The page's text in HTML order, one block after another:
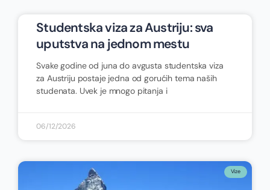
Studentska viza za Austriju: sva
uputstva na jednom mestu
Svake godine od juna do avgusta studentska viza
za Austriju postaje jedna od gorućih tema naših
studenata. Uvek je mnogo pitanja i
06/12/2026
Vize